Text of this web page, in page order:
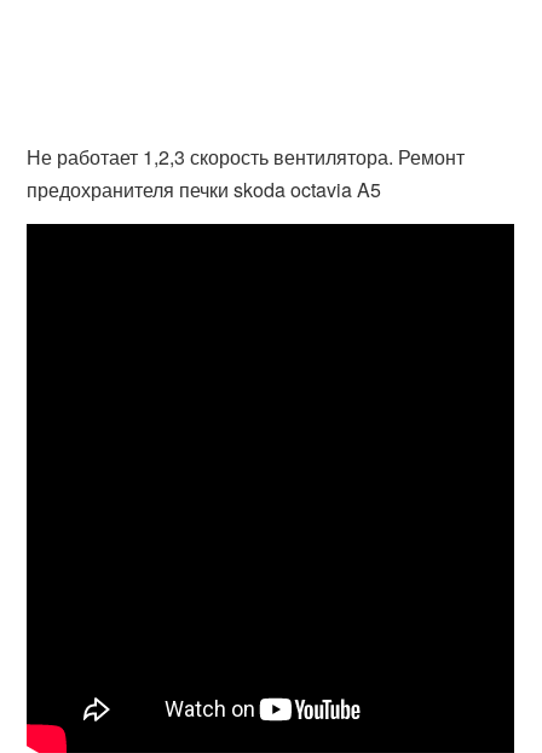
Не работает 1,2,3 скорость вентилятора. Ремонт
предохранителя печки skoda octavia A5